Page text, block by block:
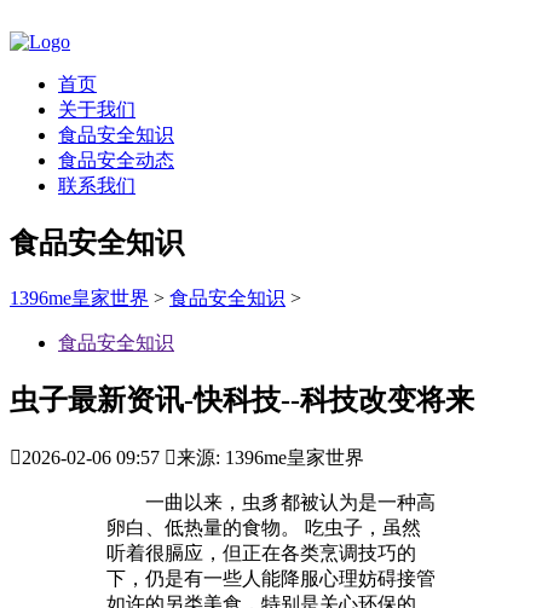
首页
关于我们
食品安全知识
食品安全动态
联系我们
食品安全知识
1396me皇家世界 > 食品安全知识 >
食品安全知识
虫子最新资讯-快科技--科技改变将来
2026-02-06 09:57 来源: 1396me皇家世界
一曲以来，虫豸都被认为是一种高
卵白、低热量的食物。 吃虫子，虽然
听着很膈应，但正在各类烹调技巧的
下，仍是有一些人能降服心理妨碍接管
如许的另类美食，特别是关心环保的